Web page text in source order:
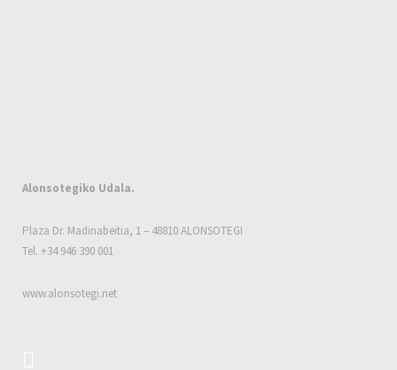
Alonsotegiko Udala.
Plaza Dr. Madinabeitia, 1 – 48810 ALONSOTEGI
Tel. +34 946 390 001
www.alonsotegi.net